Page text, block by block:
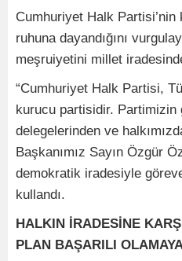
Cumhuriyet Halk
ruhuna dayandığını
meşruiyetini millet
“Cumhuriyet Halk Partisi,
kurucu partisidir. Partimizin
delegelerinden ve
Başkanımız Sayın Özgür
demokratik iradesiyle
kullandı.
HALKIN İRADESİNE
PLAN BAŞARILI